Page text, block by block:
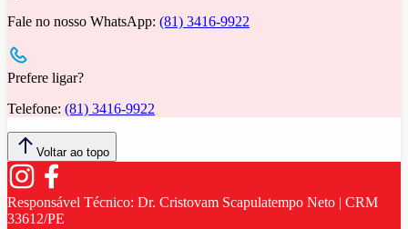
Fale no nosso WhatsApp: (81) 3416-9922
Prefere ligar?
Telefone: (81) 3416-9922
Voltar ao topo
Responsável Técnico: Dr. Cristovam Scapulatempo Neto | CRM
33612/PE